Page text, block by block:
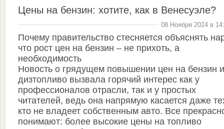
Цены на бензин: хотите, как в Венесуэле?
08 Ноября 2024 в
Почему правительство стесняется объяснять
что рост цен на бензин – не прихоть, а
необходимость
Новость о грядущем повышении цен на бензин и
дизтопливо вызвала горячий интерес как у
профессионалов отрасли, так и у простых
читателей, ведь она напрямую касается даже
кто не владеет собственным авто. Все
понимают: более высокие цены на топливо